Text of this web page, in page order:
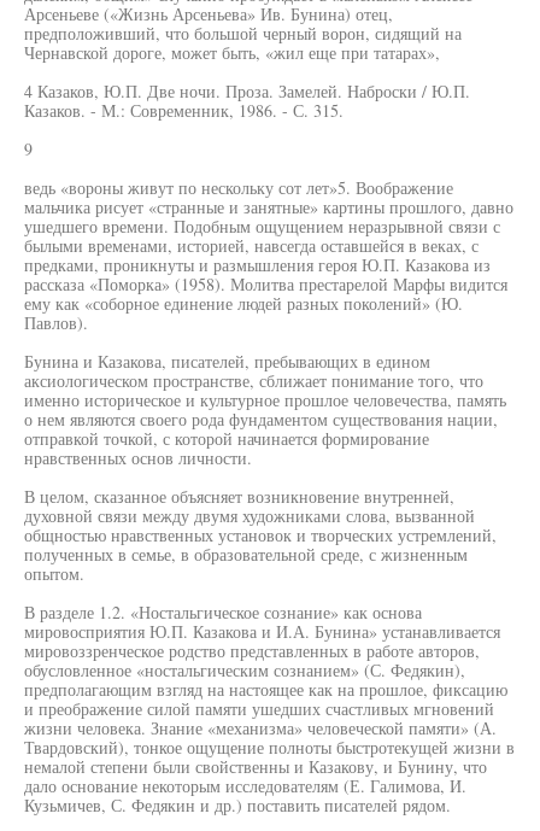
Арсеньеве («Жизнь Арсеньева» Ив. Бунина) отец,
предположивший, что большой черный ворон, сидящий на
Чернавской дороге, может быть, «жил еще при татарах»,
4 Казаков, Ю.П. Две ночи. Проза. Замелей. Наброски / Ю.П.
Казаков. - М.: Современник, 1986. - С. 315.
9
ведь «вороны живут по нескольку сот лет»5. Воображение
мальчика рисует «странные и занятные» картины прошлого, давно
ушедшего времени. Подобным ощущением неразрывной связи с
былыми временами, историей, навсегда оставшейся в веках, с
предками, проникнуты и размышления героя Ю.П. Казакова из
рассказа «Поморка» (1958). Молитва престарелой Марфы видится
ему как «соборное единение людей разных поколений» (Ю.
Павлов).
Бунина и Казакова, писателей, пребывающих в едином
аксиологическом пространстве, сближает понимание того, что
именно историческое и культурное прошлое человечества, память
о нем являются своего рода фундаментом существования нации,
отправкой точкой, с которой начинается формирование
нравственных основ личности.
В целом, сказанное объясняет возникновение внутренней,
духовной связи между двумя художниками слова, вызванной
общностью нравственных установок и творческих устремлений,
полученных в семье, в образовательной среде, с жизненным
опытом.
В разделе 1.2. «Ностальгическое сознание» как основа
мировосприятия Ю.П. Казакова и И.А. Бунина» устанавливается
мировоззренческое родство представленных в работе авторов,
обусловленное «ностальгическим сознанием» (С. Федякин),
предполагающим взгляд на настоящее как на прошлое, фиксацию
и преображение силой памяти ушедших счастливых мгновений
жизни человека. Знание «механизма» человеческой памяти» (А.
Твардовский), тонкое ощущение полноты быстротекущей жизни в
немалой степени были свойственны и Казакову, и Бунину, что
дало основание некоторым исследователям (Е. Галимова, И.
Кузьмичев, С. Федякин и др.) поставить писателей рядом.